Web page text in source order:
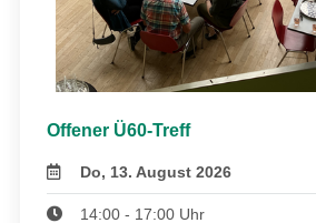
Offener Ü60-Treff
Do, 13. August 2026
14:00 - 17:00 Uhr